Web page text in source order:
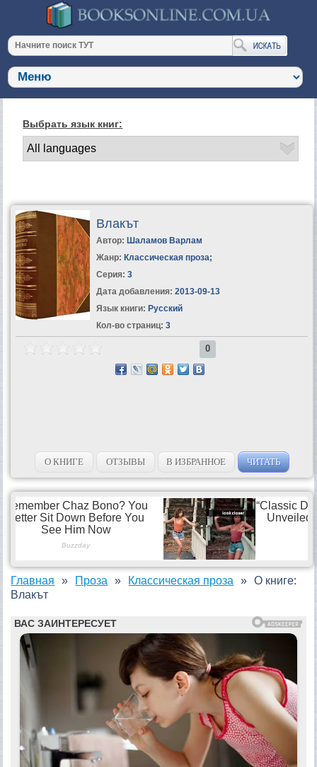
Выбрать язык книг:
Влакът
Автор: Шаламов Варлам
Жанр: Классическая проза;
Серия: 3
Дата добавления: 2013-09-13
Язык книги: Русский
Кол-во страниц: 3
0
О КНИГЕ ОТЗЫВЫ В ИЗБРАННОЕ ЧИТАТЬ
Главная Проза Классическая проза
О книге:
Влакът